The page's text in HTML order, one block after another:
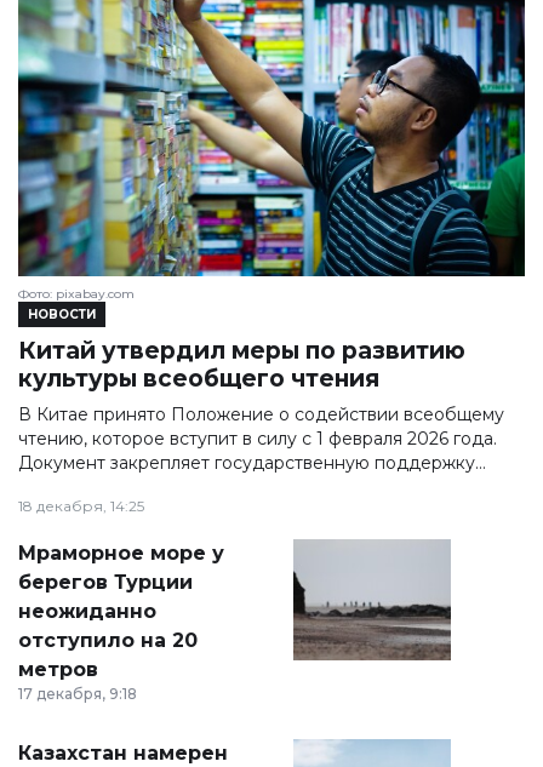
НОВОСТИ
Китай утвердил меры по развитию
культуры всеобщего чтения
В Китае принято Положение о содействии всеобщему
чтению, которое вступит в силу с 1 февраля 2026 года.
Документ закрепляет государственную поддержку
финансирование соответствующих программ за счёт
18 декабря, 14:25
Фото: pixabay.com
Мраморное море у
берегов Турции
неожиданно
отступило на 20
метров
17 декабря, 9:18
Казахстан намерен